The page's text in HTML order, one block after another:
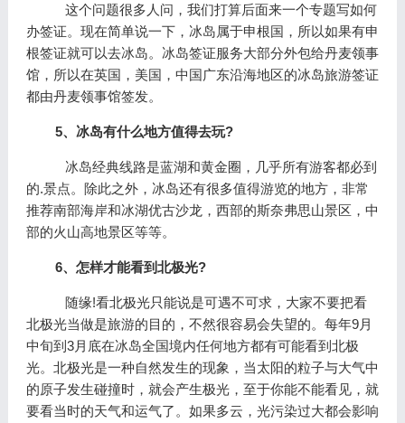
这个问题很多人问，我们打算后面来一个专题写如何
办签证。现在简单说一下，冰岛属于申根国，所以如果有申
根签证就可以去冰岛。冰岛签证服务大部分外包给丹麦领事
馆，所以在英国，美国，中国广东沿海地区的冰岛旅游签证
都由丹麦领事馆签发。
5、冰岛有什么地方值得去玩?
冰岛经典线路是蓝湖和黄金圈，几乎所有游客都必到
的.景点。除此之外，冰岛还有很多值得游览的地方，非常
推荐南部海岸和冰湖优古沙龙，西部的斯奈弗思山景区，中
部的火山高地景区等等。
6、怎样才能看到北极光?
随缘!看北极光只能说是可遇不可求，大家不要把看
北极光当做是旅游的目的，不然很容易会失望的。每年9月
中旬到3月底在冰岛全国境内任何地方都有可能看到北极
光。北极光是一种自然发生的现象，当太阳的粒子与大气中
的原子发生碰撞时，就会产生极光，至于你能不能看见，就
要看当时的天气和运气了。如果多云，光污染过大都会影响